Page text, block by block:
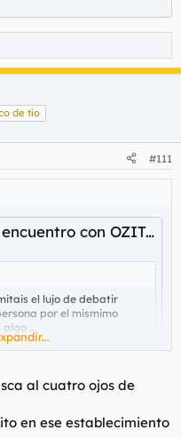
de tío
#111
con OZITO'
el lujo de debatir
por el mismimo
...
al cuatro ojos de
en ese establecimiento